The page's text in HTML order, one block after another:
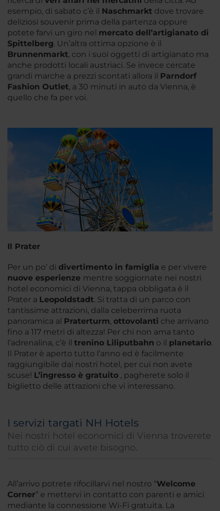
esempio, di sabato c’è il Naschmarkt dove trovare
deliziosi souvenir prima della partenza oppure
potete farvi un giro nel mercato dell’artigianato di
Spittelberg. Un’altra ottima opzione è il
Brunnenmarkt, con i suoi oggetti di artigianato ma
anche prodotti locali austriaci. Se invece cercate
grandi marche a prezzi scontati allora il Parndorf
Fashion Outlet, a 30 minuti in auto da Vienna, è
quello che fa per voi.
Il Prater
Per un po’ di divertimento in famiglia e per vivere
nuove esperienze mentre soggiornate nei nostri
hotel economici di Vienna, tappa obbligata è il
Prater a Leopoldstadt. Si tratta di un parco con
tantissime attrazioni, dalla celeberrima ruota
panoramica al Praterturm, ottovolanti che arrivano
fino a 117 metri di altezza! Per chi non ama tanto
l’adrenalina, c’è il trenino Liliputbahn o il planetario.
Il Prater è aperto tutto l’anno ed è facilmente
raggiungibile dai nostri hotel, per cui non avete
scuse! L’ingresso è gratuito , pagherete solo il
biglietto delle attrazioni che vi interessano.
I servizi targati NH Hotels
Nei nostri hotel economici di Vienna troverete
tutto ciò di cui avete bisogno.
All’arrivo potrete rifocillarvi nel nostro “Welcome
Corner” e mettervi in contatto con parenti e amici
mediante la connessione Wi-Fi gratuita. La